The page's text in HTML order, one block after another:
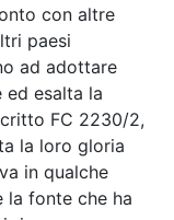
con altre
paesi
ad adottare
ed esalta la
FC 2230/2,
la loro gloria
in qualche
la fonte che ha